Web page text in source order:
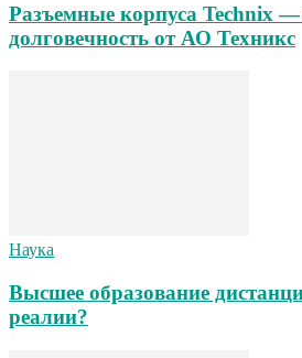
Разъемные корпуса Technix
долговечность от АО Техникс
Наука
Высшее образование
реалии?